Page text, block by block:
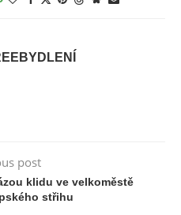
post
klidu ve velkoměstě
střihu